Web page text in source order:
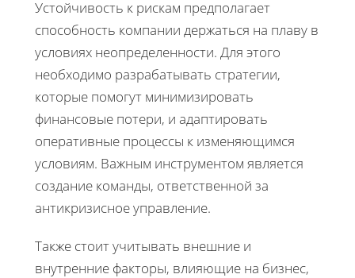
Устойчивость к рискам предполагает
способность компании держаться на плаву в
условиях неопределенности. Для этого
необходимо разрабатывать стратегии,
которые помогут минимизировать
финансовые потери, и адаптировать
оперативные процессы к изменяющимся
условиям. Важным инструментом является
создание команды, ответственной за
антикризисное управление.
Также стоит учитывать внешние и
внутренние факторы, влияющие на бизнес,